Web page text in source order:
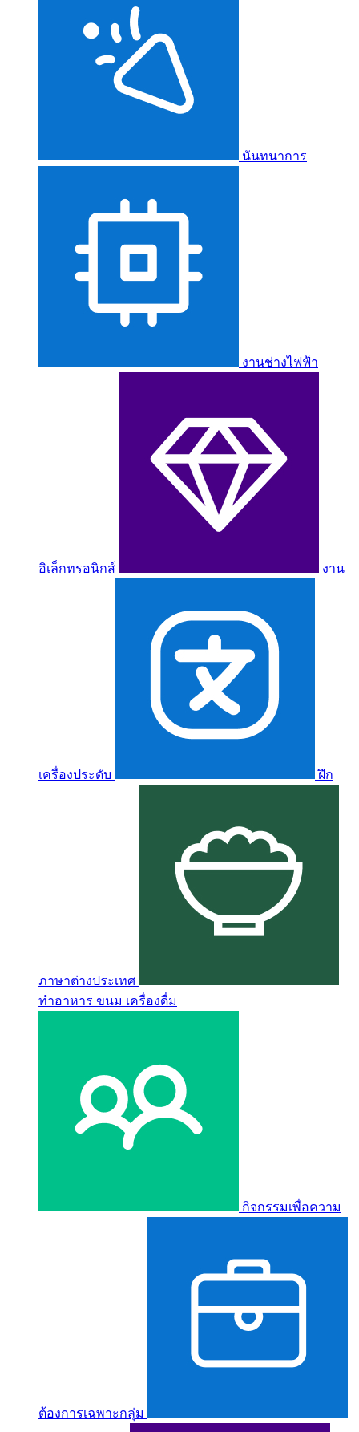
นันทนาการ
งานช่างไฟฟ้า
อิเล็กทรอนิกส์ งาน
เครื่องประดับ ฝึก
ภาษาต่างประเทศ
ทำอาหาร ขนม เครื่องดื่ม
กิจกรรมเพื่อความ
ต้องการเฉพาะกลุ่ม